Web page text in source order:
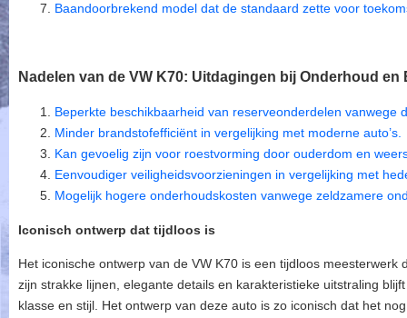
Baandoorbrekend model dat de standaard zette voor
Nadelen van de VW K70: Uitdagingen bij Onderhoud en
Beperkte beschikbaarheid van reserveonderdelen vanwege
Minder brandstofefficiënt in vergelijking met moderne auto’s.
Kan gevoelig zijn voor roestvorming door ouderdom en
Eenvoudiger veiligheidsvoorzieningen in vergelijking met
Mogelijk hogere onderhoudskosten vanwege zeldzamere
Iconisch ontwerp dat tijdloos is
Het iconische ontwerp van de VW K70 is een tijdloos
zijn strakke lijnen, elegante details en karakteristieke uitstraling
klasse en stijl. Het ontwerp van deze auto is zo iconisch dat het